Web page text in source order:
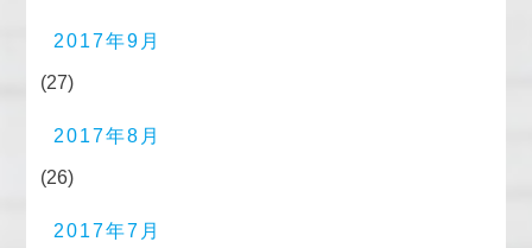
2017年9月
(27)
2017年8月
(26)
2017年7月